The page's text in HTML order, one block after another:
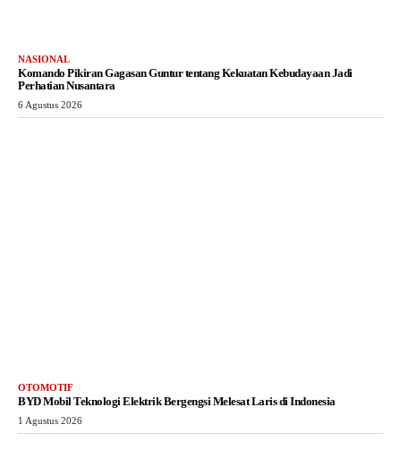
NASIONAL
Komando Pikiran Gagasan Guntur tentang Kekuatan Kebudayaan Jadi
Perhatian Nusantara
6 Agustus 2026
OTOMOTIF
BYD Mobil Teknologi Elektrik Bergengsi Melesat Laris di Indonesia
1 Agustus 2026